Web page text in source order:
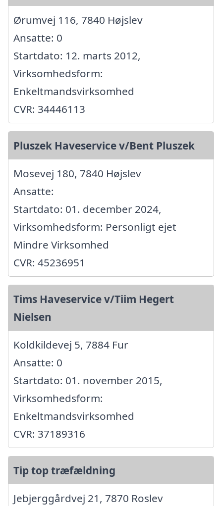
Ørumvej 116, 7840 Højslev
Ansatte: 0
Startdato: 12. marts 2012,
Virksomhedsform:
Enkeltmandsvirksomhed
CVR: 34446113
Pluszek Haveservice v/Bent Pluszek
Mosevej 180, 7840 Højslev
Ansatte:
Startdato: 01. december 2024,
Virksomhedsform: Personligt ejet
Mindre Virksomhed
CVR: 45236951
Tims Haveservice v/Tiim Hegert
Nielsen
Koldkildevej 5, 7884 Fur
Ansatte: 0
Startdato: 01. november 2015,
Virksomhedsform:
Enkeltmandsvirksomhed
CVR: 37189316
Tip top træfældning
Jebjerggårdvej 21, 7870 Roslev